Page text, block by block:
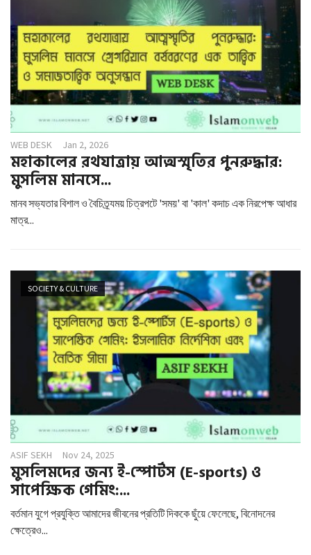
WEB DESK Jan 2, 2026
মহাকালের রথযাত্রায় আত্মস্মৃতির পুনরুদ্ধার:
মুসলিম মানসে...
মানব সভ্যতার বিশাল ও বৈচিত্র্যময় চিত্রপটে 'সময়' বা 'কাল' কদাচ এক নিরপেক্ষ আধার
মাত্র...
SOCIETY & CULTURE
ASIF SEKH Nov 24, 2025
মুসলিমদের জন্য ই-স্পোর্টস (E-sports) ও
সাপেক্ষিক গেমিং:...
বর্তমান যুগে প্রযুক্তি আমাদের জীবনের প্রতিটি দিককে ছুঁয়ে ফেলেছে, বিনোদনের
ক্ষেত্রেও...